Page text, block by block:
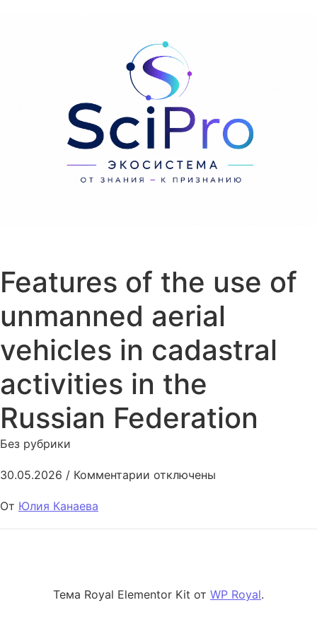
Features of the use of
unmanned aerial
vehicles in cadastral
activities in the
Russian Federation
Без рубрики
30.05.2026 / Комментарии к записи Features of the use
отключены
От Юлия Канаева
Тема Royal Elementor Kit от WP Royal.